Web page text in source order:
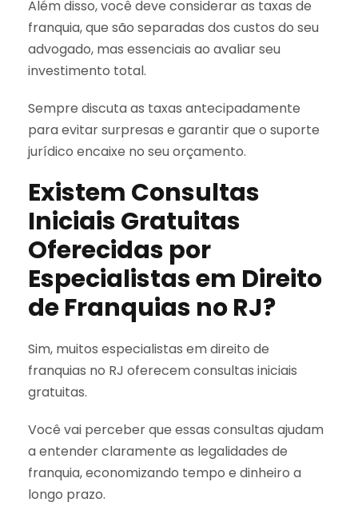
Além disso, você deve considerar as taxas de
franquia, que são separadas dos custos do seu
advogado, mas essenciais ao avaliar seu
investimento total.
Sempre discuta as taxas antecipadamente
para evitar surpresas e garantir que o suporte
jurídico encaixe no seu orçamento.
Existem Consultas
Iniciais Gratuitas
Oferecidas por
Especialistas em Direito
de Franquias no RJ?
Sim, muitos especialistas em direito de
franquias no RJ oferecem consultas iniciais
gratuitas.
Você vai perceber que essas consultas ajudam
a entender claramente as legalidades de
franquia, economizando tempo e dinheiro a
longo prazo.